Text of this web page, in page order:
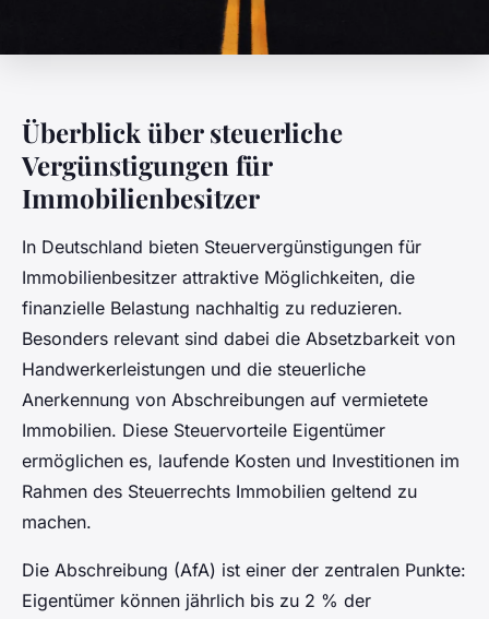
Überblick über steuerliche
Vergünstigungen für
Immobilienbesitzer
In Deutschland bieten Steuervergünstigungen für
Immobilienbesitzer attraktive Möglichkeiten, die
finanzielle Belastung nachhaltig zu reduzieren.
Besonders relevant sind dabei die Absetzbarkeit von
Handwerkerleistungen und die steuerliche
Anerkennung von Abschreibungen auf vermietete
Immobilien. Diese Steuervorteile Eigentümer
ermöglichen es, laufende Kosten und Investitionen im
Rahmen des Steuerrechts Immobilien geltend zu
machen.
Die Abschreibung (AfA) ist einer der zentralen Punkte:
Eigentümer können jährlich bis zu 2 % der